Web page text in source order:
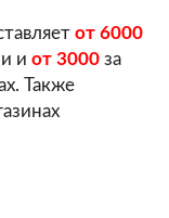
от 6000
и от 3000 за
Также